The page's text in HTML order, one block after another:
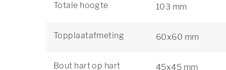
Totale hoogte 103 mm
Topplaatafmeting 60x60 mm
Bout hart op hart 45x45 mm